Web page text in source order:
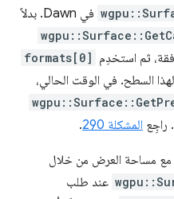
في Dawn. بدلاً
ثم استخدِم formats[0]
السطح. في الوقت الحالي،
راجِع المشكلة 290 .
مع مساحة العرض من خلال
عند طلب